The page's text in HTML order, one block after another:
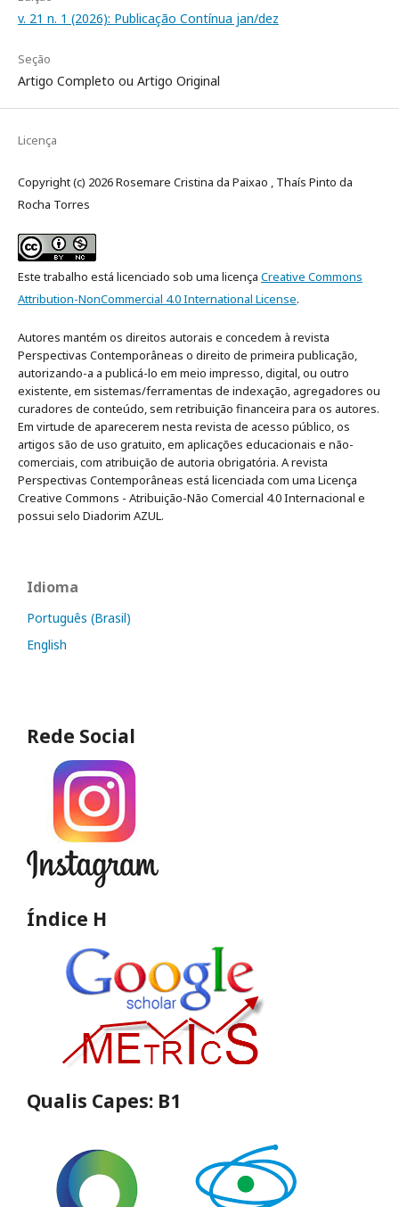
v. 21 n. 1 (2026): Publicação Contínua jan/dez
Seção
Artigo Completo ou Artigo Original
Licença
Copyright (c) 2026 Rosemare Cristina da Paixao , Thaís Pinto da
Rocha Torres
Este trabalho está licenciado sob uma licença Creative Commons
Attribution-NonCommercial 4.0 International License.
Autores mantém os direitos autorais e concedem à revista
Perspectivas Contemporâneas o direito de primeira publicação,
autorizando-a a publicá-lo em meio impresso, digital, ou outro
existente, em sistemas/ferramentas de indexação, agregadores ou
curadores de conteúdo, sem retribuição financeira para os autores.
Em virtude de aparecerem nesta revista de acesso público, os
artigos são de uso gratuito, em aplicações educacionais e não-
comerciais, com atribuição de autoria obrigatória. A revista
Perspectivas Contemporâneas está licenciada com uma Licença
Creative Commons - Atribuição-Não Comercial 4.0 Internacional e
possui selo Diadorim AZUL.
Idioma
Português (Brasil)
English
Rede Social
Índice H
Qualis Capes: B1